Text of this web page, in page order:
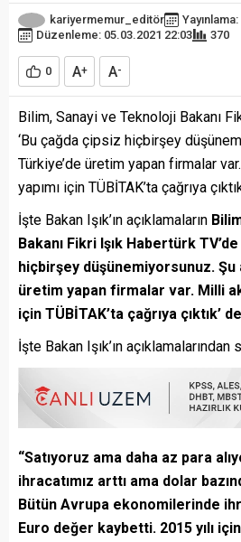
kariyermemur_editör
Düzenleme: 05.03.2021 22:03
370
0 A+ A-
Bilim, Sanayi ve Teknoloji Bakanı
‘Bu çağda çipsiz hiçbirşey
Türkiye’de üretim yapan firmalar
yapımı için TÜBİTAK’ta çağrıya
İşte Bakan Işık’ın açıklamaların
Bakanı Fikri Işık Habertürk
hiçbirşey düşünemiyorsunuz. Şu
üretim yapan firmalar var. Milli
için TÜBİTAK’ta çağrıya çıktık’
İşte Bakan Işık’ın açıklamalarından
“Satıyoruz ama daha az para
ihracatımız arttı ama dolar
Bütün Avrupa ekonomilerinde
Euro değer kaybetti. 2015 yılı